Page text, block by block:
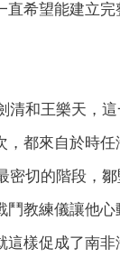
直希望能建立
清和王樂天，
都來自於時任
密切的階段，
教練儀讓他
樣促成了南非